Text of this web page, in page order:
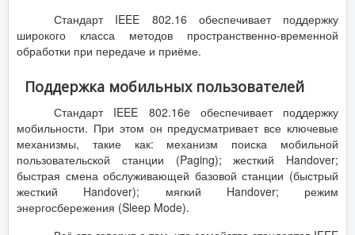
Стандарт IEEE 802.16 обеспечивает поддержку
широкого класса методов пространственно-временной
обработки при передаче и приёме.
Поддержка мобильных пользователей
Стандарт IEEE 802.16e обеспечивает поддержку
мобильности. При этом он предусматривает все ключевые
механизмы, такие как: механизм поиска мобильной
пользовательской станции (Paging); жесткий Handover;
быстрая смена обслуживающей базовой станции (быстрый
жесткий Handover); мягкий Handover; режим
энергосбережения (Sleep Mode).